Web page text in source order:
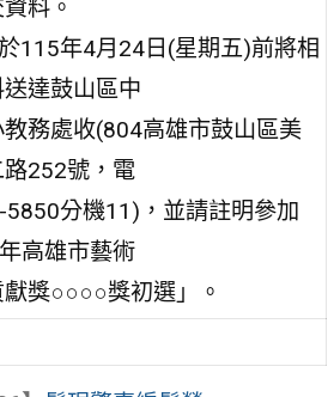
料。
115年4月24日(星期五)前將相
送達鼓山區中
教務處收(804高雄市鼓山區美
252號，電
5850分機11)，並請註明參加
年高雄市藝術
獎○○○○獎初選」。